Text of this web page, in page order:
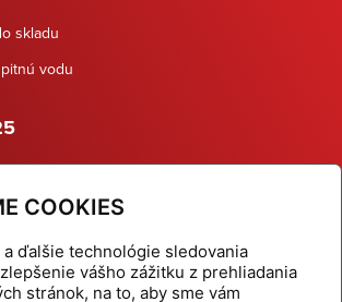
COOKIES
ďalšie technológie sledovania
vášho zážitku z prehliadania
stránok, na to, aby sme vám
skladu
vodu
ventily